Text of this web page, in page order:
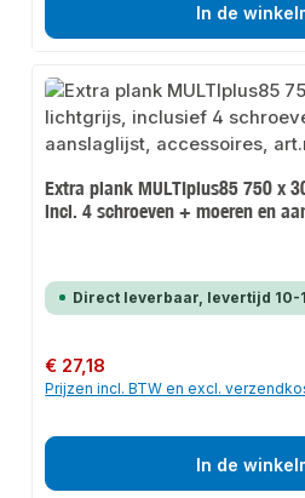
In de
Extra plank MULTIplus85 750 x
incl. 4 schroeven + moeren en
Direct leverbaar, levertijd 10-
Normale prijs:
€ 27,18
Prijzen incl. BTW en excl.
In de